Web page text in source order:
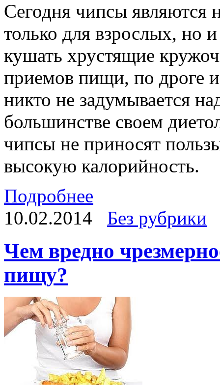
Сегодня чипсы являются
только для взрослых, но
кушать хрустящие
приемов пищи, по дроге
никто не задумывается
большинстве своем
чипсы не приносят
высокую калорийность.
Подробнее
10.02.2014
Без рубрики
Чем вредно
пищу?